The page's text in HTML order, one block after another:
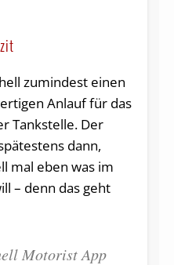
zumindest einen
Anlauf für das
Tankstelle. Der
dann,
mal eben was im
– denn das geht
Motorist App